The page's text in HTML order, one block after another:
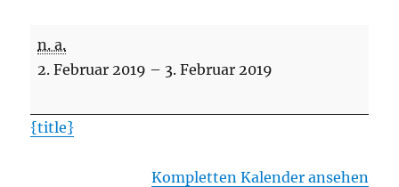
n. a.
2. Februar 2019 – 3. Februar 2019
{title}
Kompletten Kalender ansehen